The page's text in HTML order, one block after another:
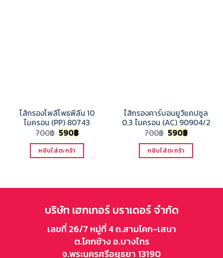
ไส้กรองโพลีโพธพีลีน 10
ไมครอน (PP) 80743
700฿ Original
price
was:
700฿.
590฿Current
price
is:
590฿.
หยิบใส่ตะกร้า
ไส้กรองคาร์บอนยูวีแคปซูล
0.3 ไมครอน (AC) 90904/2
700฿ Original
price
was:
700฿.
590฿Current
price
is:
590฿.
หยิบใส่ตะกร้า
บริษัท เฮกเกอร์ บราเดอร์ จำกัด
เลขที่ 26/7 หมู่ที่ 4 ถ.สามโคก-เสนา
ต.โคกช้าง อ.บางไทร
จ.พระนครศรีอยุธยา 13190